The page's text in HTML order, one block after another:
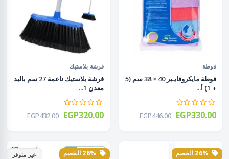
فوطة
فوطة مايكروفايـبر 40 × 38 سم (5
+ 1) أ...
EGP446.00 EGP330.00
فرشة بلاستيك
فرشة بلاستيك ناعمة 27 سم باليد
معدن 1...
EGP432.00 EGP320.00
غير متوفر